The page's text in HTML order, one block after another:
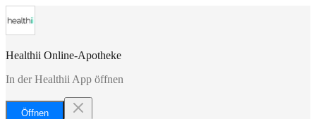
Healthii Online-Apotheke
In der Healthii App öffnen
Öffnen